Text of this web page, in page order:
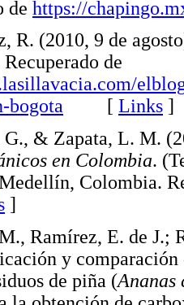
de https://
R. (2010, 9 de
de
bogota [ Links ]
G., & Zapata, L. M.
en Colombia.
Colombia.
]
M., Ramírez, E. de
y
de piña (Ananas